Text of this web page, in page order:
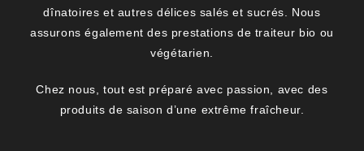
dînatoires et autres délices salés et sucrés. Nous
assurons également des prestations de traiteur bio ou
végétarien.
Chez nous, tout est préparé avec passion, avec des
produits de saison d’une extrême fraîcheur.